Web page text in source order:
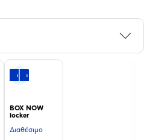
BOX NOW
locker
Διαθέσιμο